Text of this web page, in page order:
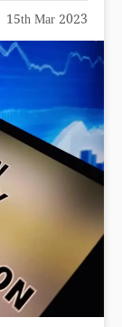
15th Mar 2023